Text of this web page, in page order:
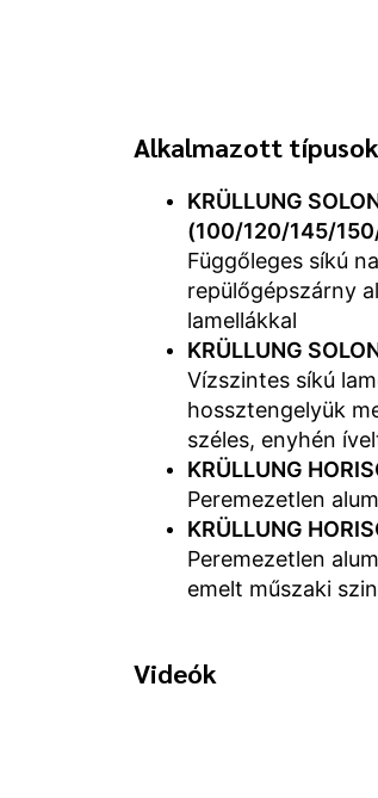
Alkalmazott típusok
KRÜLLUNG
(100/120/145/
Függőleges síkú
repülőgépszárny
lamellákkal
KRÜLLUNG
Vízszintes síkú
hossztengelyük
széles, enyhén
KRÜLLUNG
Peremezetlen
KRÜLLUNG
Peremezetlen
emelt műszaki
Videók